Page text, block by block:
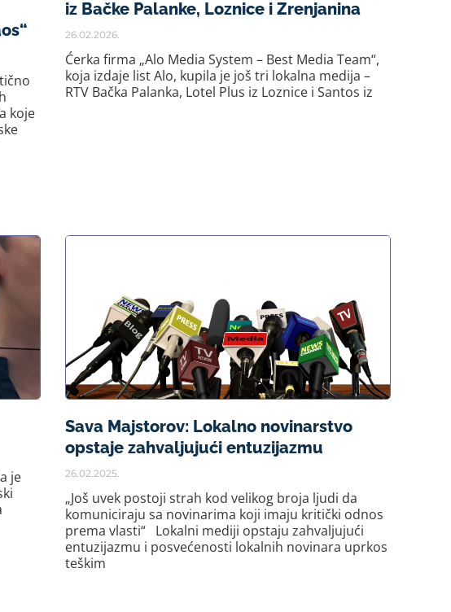
koje
iz Bačke Palanke, Loznice i Zrenjanina
26.02.2026.
Ćerka firma „Alo Media System – Best Media Team“,
koja izdaje list Alo, kupila je još tri lokalna medija –
RTV Bačka Palanka, Lotel Plus iz Loznice i Santos iz
je
Sava Majstorov: Lokalno novinarstvo
opstaje zahvaljujući entuzijazmu
26.02.2025.
„Još uvek postoji strah kod velikog broja ljudi da
komuniciraju sa novinarima koji imaju kritički odnos
prema vlasti“ Lokalni mediji opstaju zahvaljujući
entuzijazmu i posvećenosti lokalnih novinara uprkos
teškim